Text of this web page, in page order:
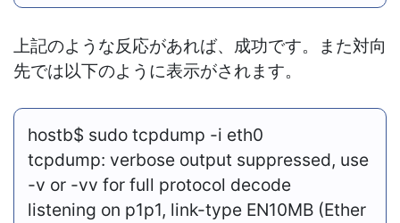
上記のような反応があれば、成功です。また対向
先では以下のように表示がされます。
hostb$ sudo tcpdump -i eth0
tcpdump: verbose output suppressed, use
-v or -vv for full protocol decode
listening on p1p1, link-type EN10MB (Ether